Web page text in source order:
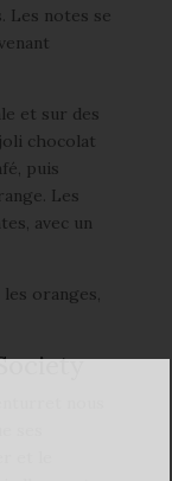
Les notes se
et sur des
chocolat
puis
Les
avec un
oranges,
nous
ses
et le